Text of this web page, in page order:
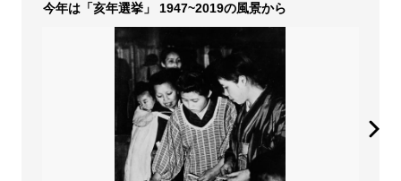
今年は「亥年選挙」 1947~2019の風景から